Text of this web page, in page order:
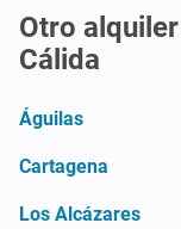
Otro
Cálida
Águilas
Cartagena
Los Alcázares